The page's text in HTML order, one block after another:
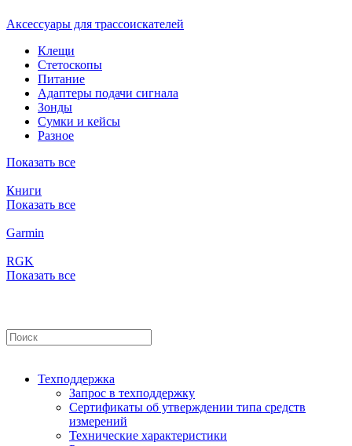
Аксессуары для трассоискателей
Клещи
Стетоскопы
Питание
Адаптеры подачи сигнала
Зонды
Сумки и кейсы
Разное
Показать все
Книги
Показать все
Garmin
RGK
Показать все
Техподдержка
Запрос в техподдержку
Сертификаты об утверждении типа средств
измерений
Технические характеристики